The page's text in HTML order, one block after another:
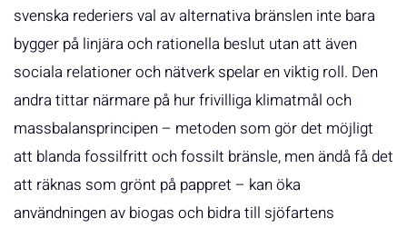
svenska rederiers val av alternativa bränslen inte bara
bygger på linjära och rationella beslut utan att även
sociala relationer och nätverk spelar en viktig roll. Den
andra tittar närmare på hur frivilliga klimatmål och
massbalansprincipen – metoden som gör det möjligt
att blanda fossilfritt och fossilt bränsle, men ändå få det
att räknas som grönt på pappret – kan öka
användningen av biogas och bidra till sjöfartens